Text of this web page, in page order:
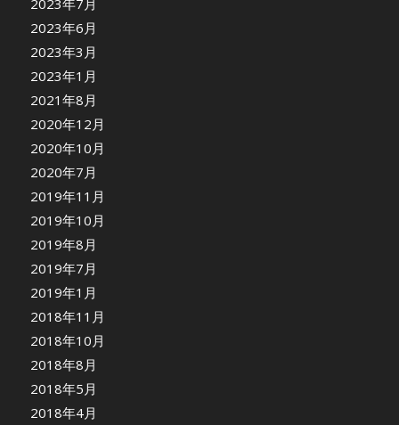
2023年7月
2023年6月
2023年3月
2023年1月
2021年8月
2020年12月
2020年10月
2020年7月
2019年11月
2019年10月
2019年8月
2019年7月
2019年1月
2018年11月
2018年10月
2018年8月
2018年5月
2018年4月